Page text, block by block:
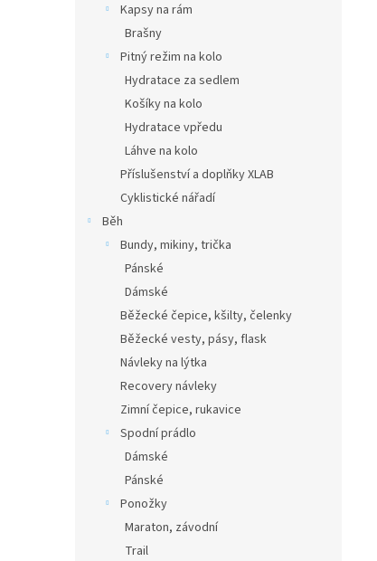
Kapsy na rám
Brašny
Pitný režim na kolo
Hydratace za sedlem
Košíky na kolo
Hydratace vpředu
Láhve na kolo
Příslušenství a doplňky XLAB
Cyklistické nářadí
Běh
Bundy, mikiny, trička
Pánské
Dámské
Běžecké čepice, kšilty, čelenky
Běžecké vesty, pásy, flask
Návleky na lýtka
Recovery návleky
Zimní čepice, rukavice
Spodní prádlo
Dámské
Pánské
Ponožky
Maraton, závodní
Trail